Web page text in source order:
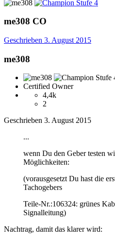
me308 CO
Geschrieben 3. August 2015
me308
Certified Owner
4,4k
2
Geschrieben 3. August 2015
...
wenn Du den Geber testen
Möglichkeiten:
(vorausgesetzt Du hast die
Tachogebers
Teile-Nr.:106324: grünes
Signalleitung)
Nachtrag, damit das klarer wird: